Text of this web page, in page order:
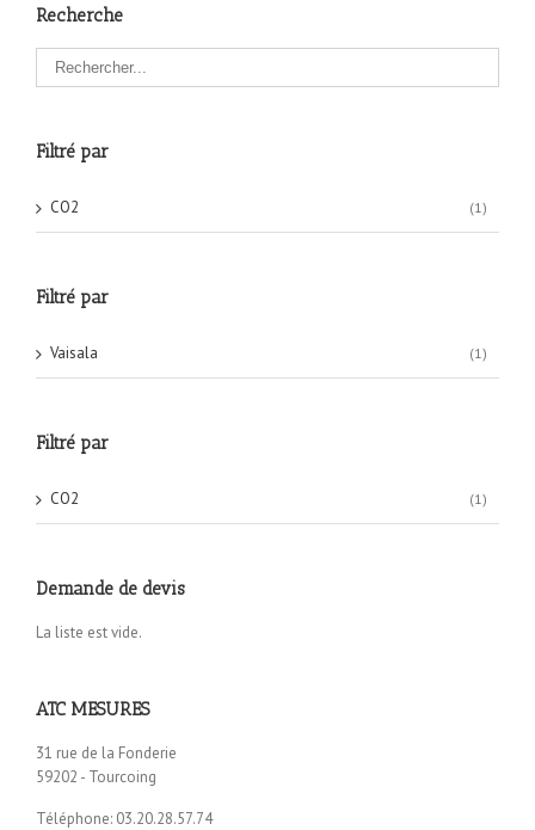
Recherche
Filtré par
CO2 (1)
Filtré par
Vaisala (1)
Filtré par
CO2 (1)
Demande de devis
La liste est vide.
ATC MESURES
31 rue de la Fonderie
59202 - Tourcoing
Téléphone: 03.20.28.57.74